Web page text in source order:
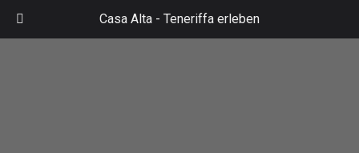
Casa Alta - Teneriffa erleben